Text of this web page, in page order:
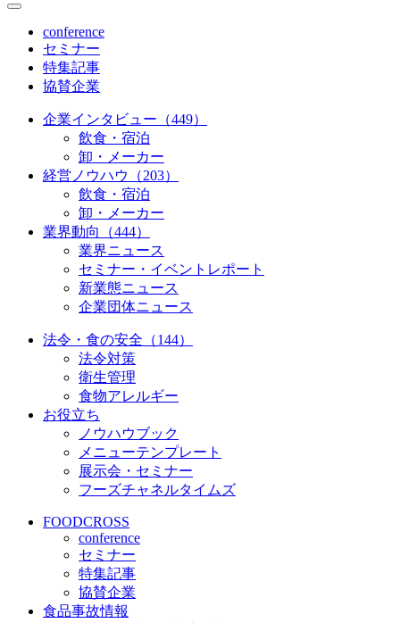
conference
セミナー
特集記事
協賛企業
企業インタビュー（449）
飲食・宿泊
卸・メーカー
経営ノウハウ（203）
飲食・宿泊
卸・メーカー
業界動向（444）
業界ニュース
セミナー・イベントレポート
新業態ニュース
企業団体ニュース
法令・食の安全（144）
法令対策
衛生管理
食物アレルギー
お役立ち
ノウハウブック
メニューテンプレート
展示会・セミナー
フーズチャネルタイムズ
FOODCROSS
conference
セミナー
特集記事
協賛企業
食品事故情報